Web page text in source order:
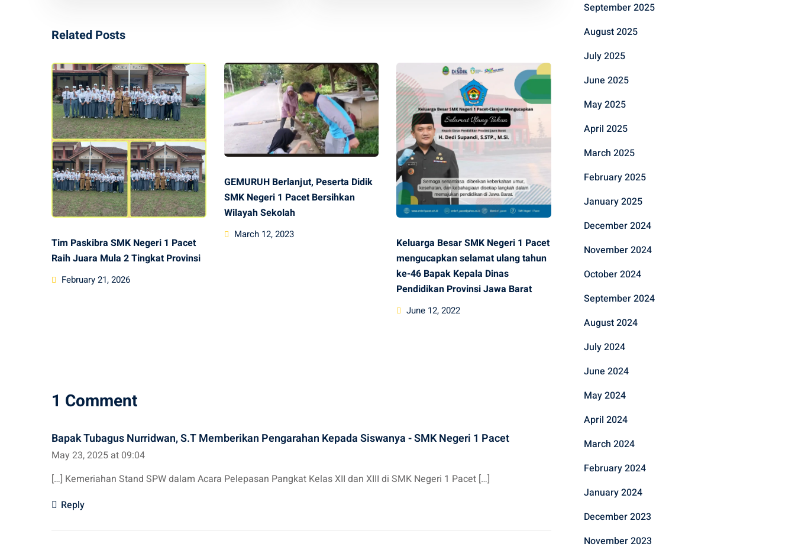
Related Posts
Tim Paskibra SMK Negeri 1 Pacet
Raih Juara Mula 2 Tingkat Provinsi
Posted
February 21, 2026
GEMURUH Berlanjut, Peserta Didik
SMK Negeri 1 Pacet Bersihkan
Wilayah Sekolah
Posted
March 12, 2023
Keluarga Besar SMK Negeri 1 Pacet
mengucapkan selamat ulang tahun
ke-46 Bapak Kepala Dinas
Pendidikan Provinsi Jawa Barat
Posted
June 12, 2022
1 Comment
Bapak Tubagus Nurridwan, S.T Memberikan Pengarahan Kepada Siswanya - SMK Negeri 1 Pacet
May 23, 2025 at 09:04
[…] Kemeriahan Stand SPW dalam Acara Pelepasan Pangkat Kelas XII dan XIII di SMK Negeri 1 Pacet […]
Reply
September 2025
August 2025
July 2025
June 2025
May 2025
April 2025
March 2025
February 2025
January 2025
December 2024
November 2024
October 2024
September 2024
August 2024
July 2024
June 2024
May 2024
April 2024
March 2024
February 2024
January 2024
December 2023
November 2023